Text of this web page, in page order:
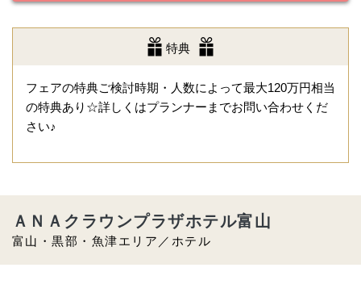
特典
フェアの特典ご検討時期・人数によって最大120万円相当
の特典あり☆詳しくはプランナーまでお問い合わせくだ
さい♪
富山・黒部・魚津エリア／ホテル
ＡＮＡクラウンプラザホテル富山